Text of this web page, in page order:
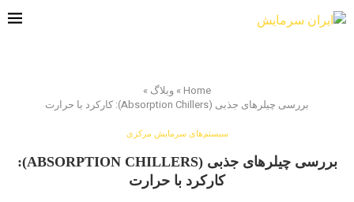
Home
»وبلاگ »
بررسی چیلرهای جذبی (Absorption Chillers): کارکرد با حرارت
سیستم‌های سرمایش مرکزی
بررسی چیلرهای جذبی (ABSORPTION CHILLERS):
کارکرد با حرارت